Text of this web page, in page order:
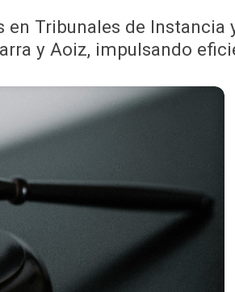
Tribunales de
y Aoiz, impulsando